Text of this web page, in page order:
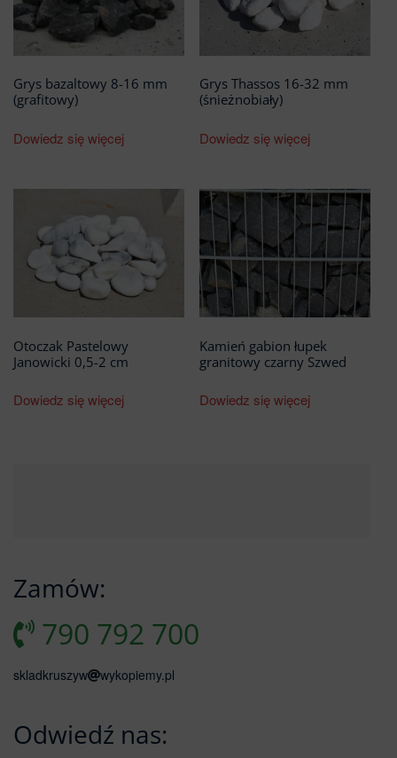
Grys bazaltowy 8-16 mm
(grafitowy)
Dowiedz się więcej
Grys Thassos 16-32 mm
(śnieżnobiały)
Dowiedz się więcej
Otoczak Pastelowy
Janowicki 0,5-2 cm
Dowiedz się więcej
Kamień gabion łupek
granitowy czarny Szwed
Dowiedz się więcej
Zamów:
790 792 700
skladkruszyw wykopiemy.pl
Odwiedź nas: